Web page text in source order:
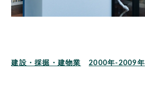
建設・採掘・建物業 2000年-2009年